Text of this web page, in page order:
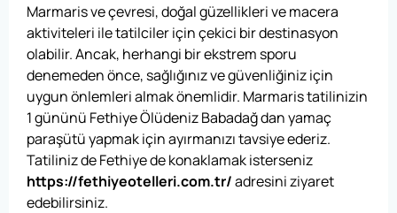
Marmaris ve çevresi, doğal güzellikleri ve macera
aktiviteleri ile tatilciler için çekici bir destinasyon
olabilir. Ancak, herhangi bir ekstrem sporu
denemeden önce, sağlığınız ve güvenliğiniz için
uygun önlemleri almak önemlidir. Marmaris tatilinizin
1 gününü Fethiye Ölüdeniz Babadağ dan yamaç
paraşütü yapmak için ayırmanızı tavsiye ederiz.
Tatiliniz de Fethiye de konaklamak isterseniz
https://fethiyeotelleri.com.tr/adresini ziyaret
edebilirsiniz.